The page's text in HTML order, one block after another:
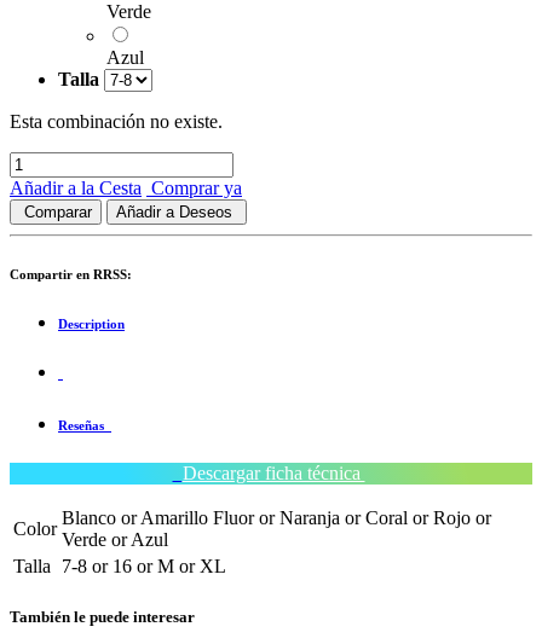
Verde
Azul
Talla
Esta combinación no existe.
Añadir a la Cesta Comprar ya
Comparar Añadir a Deseos
Compartir en RRSS:
Description
Reseñas
Descargar ficha técnica
Color
Blanco orAmarillo FluororNaranja orCoral orRojo or
Verde orAzul
Talla
7-8 or 16 orM or XL
También le puede interesar